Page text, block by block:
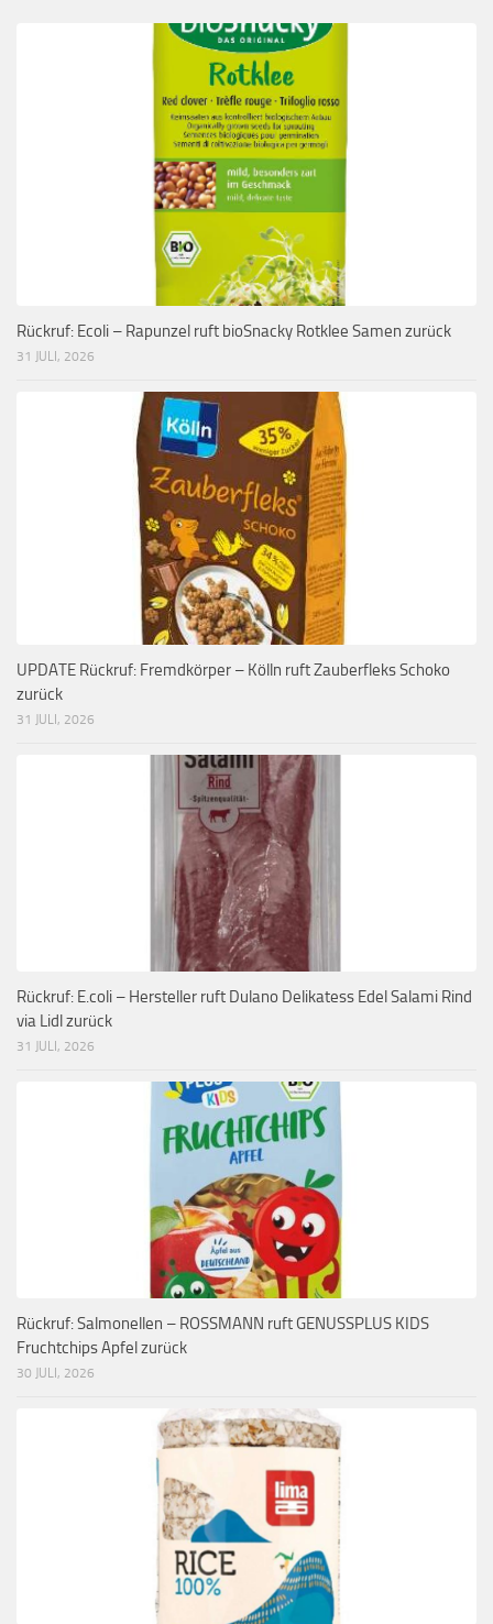
Rückruf: Ecoli – Rapunzel ruft bioSnacky Rotklee Samen zurück
31 JULI, 2026
UPDATE Rückruf: Fremdkörper – Kölln ruft Zauberfleks Schoko
zurück
31 JULI, 2026
Rückruf: E.coli – Hersteller ruft Dulano Delikatess Edel Salami Rind
via Lidl zurück
31 JULI, 2026
Rückruf: Salmonellen – ROSSMANN ruft GENUSSPLUS KIDS
Fruchtchips Apfel zurück
30 JULI, 2026